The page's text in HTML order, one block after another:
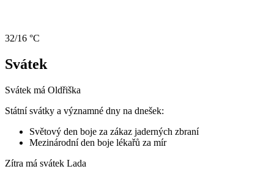
32/16 °C
Svátek
Svátek má Oldřiška
Státní svátky a významné dny na dnešek:
Světový den boje za zákaz jaderných zbraní
Mezinárodní den boje lékařů za mír
Zítra má svátek Lada